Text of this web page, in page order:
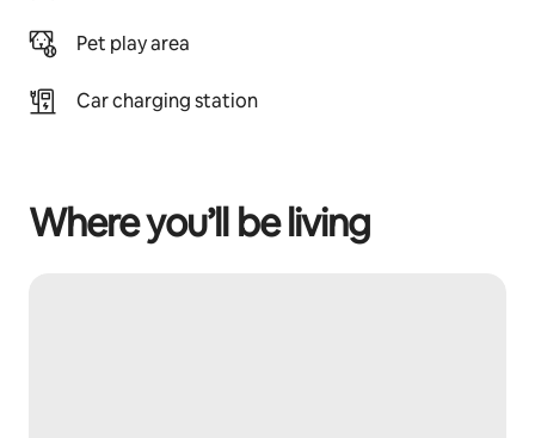
Pet play area
Car charging station
Where you’ll be living